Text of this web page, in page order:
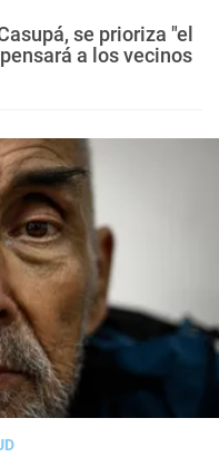
se prioriza "el
a los vecinos